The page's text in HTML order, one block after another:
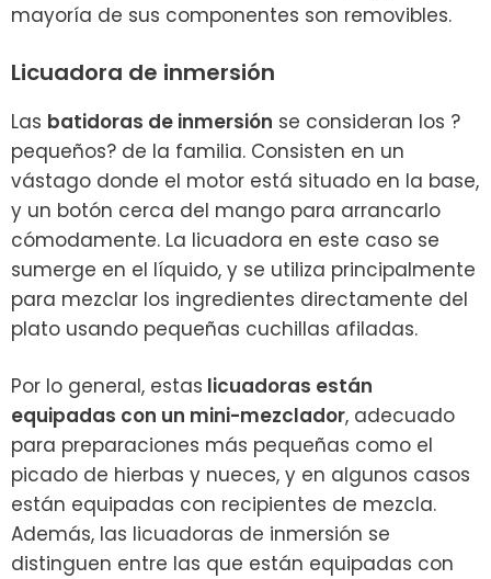
mayoría de sus componentes son removibles.
Licuadora de inmersión
Las batidoras de inmersión se consideran los ?
pequeños? de la familia. Consisten en un
vástago donde el motor está situado en la base,
y un botón cerca del mango para arrancarlo
cómodamente. La licuadora en este caso se
sumerge en el líquido, y se utiliza principalmente
para mezclar los ingredientes directamente del
plato usando pequeñas cuchillas afiladas.
Por lo general, estas licuadoras están
equipadas con un mini-mezclador, adecuado
para preparaciones más pequeñas como el
picado de hierbas y nueces, y en algunos casos
están equipadas con recipientes de mezcla.
Además, las licuadoras de inmersión se
distinguen entre las que están equipadas con